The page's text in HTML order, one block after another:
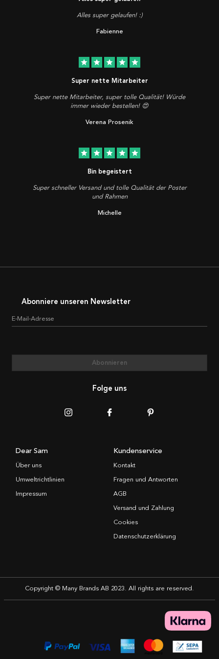
Alles super gelaufen! :)
Fabienne
star star star star star
Super nette Mitarbeiter
Super nette Mitarbeiter, super tolle Qualität! Würde
immer wieder bestellen! 😍
Verena Prosenik
star star star star star
Bin begeistert
Super schneller Versand und tolle Qualität der Poster
und Rahmen
Michelle
Abonniere unseren Newsletter
E-Mail-Adresse
Abonnieren
Folge uns
Dear Sam
Über uns
Umweltrichtlinien
Impressum
Kundenservice
Kontakt
Fragen und Antworten
AGB
Versand und Zahlung
Cookies
Datenschutzerklärung
Copyright © Many Brands AB 2023. All rights are reserved.